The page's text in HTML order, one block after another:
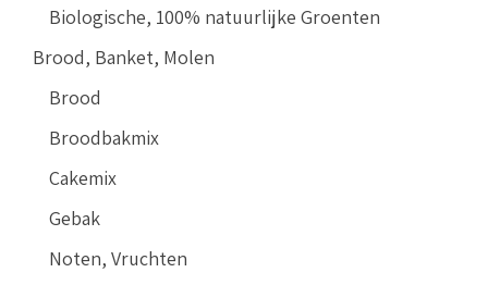
Biologische, 100% natuurlijke Groenten
Brood, Banket, Molen
Brood
Broodbakmix
Cakemix
Gebak
Noten, Vruchten